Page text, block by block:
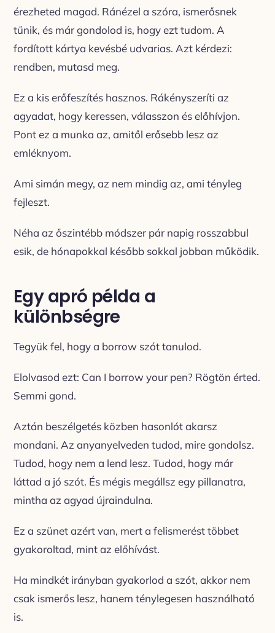
érezheted magad. Ránézel a szóra, ismerősnek
tűnik, és már gondolod is, hogy ezt tudom. A
fordított kártya kevésbé udvarias. Azt kérdezi:
rendben, mutasd meg.
Ez a kis erőfeszítés hasznos. Rákényszeríti az
agyadat, hogy keressen, válasszon és előhívjon.
Pont ez a munka az, amitől erősebb lesz az
emléknyom.
Ami simán megy, az nem mindig az, ami tényleg
fejleszt.
Néha az őszintébb módszer pár napig rosszabbul
esik, de hónapokkal később sokkal jobban működik.
Egy apró példa a
különbségre
Tegyük fel, hogy a borrow szót tanulod.
Elolvasod ezt: Can I borrow your pen? Rögtön érted.
Semmi gond.
Aztán beszélgetés közben hasonlót akarsz
mondani. Az anyanyelveden tudod, mire gondolsz.
Tudod, hogy nem a lend lesz. Tudod, hogy már
láttad a jó szót. És mégis megállsz egy pillanatra,
mintha az agyad újraindulna.
Ez a szünet azért van, mert a felismerést többet
gyakoroltad, mint az előhívást.
Ha mindkét irányban gyakorlod a szót, akkor nem
csak ismerős lesz, hanem ténylegesen használható
is.